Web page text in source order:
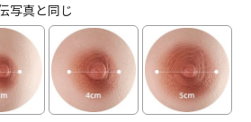
写真と同じ